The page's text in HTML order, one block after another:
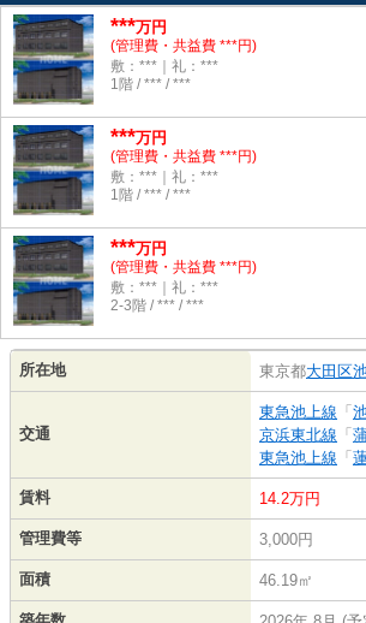
***万円
(管理費・共益費 ***円)
敷：***｜礼：***
1階 / *** / ***
***万円
(管理費・共益費 ***円)
敷：***｜礼：***
1階 / *** / ***
***万円
(管理費・共益費 ***円)
敷：***｜礼：***
2-3階 / *** / ***
所在地 東京都大田区
交通
東急池上線 「
京浜東北線 「
東急池上線 「
賃料 14.2万円
管理費等 3,000円
面積 46.19㎡